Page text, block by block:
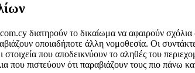
διατηρούν το δικαίωμα να αφαιρούν
οποιαδήποτε άλλη νομοθεσία. Οι
στοιχεία που αποδεικνύουν το αληθές του
που πιστεύουν ότι παραβιάζουν τους πιο πάνω